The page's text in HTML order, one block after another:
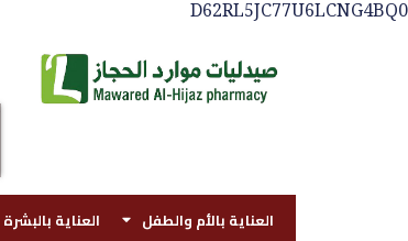
D62RL5JC77U6LCNG4BQ0
العناية بالأم والطفل العناية بالبشرة